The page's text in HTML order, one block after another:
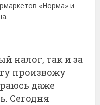
«Норма» и
налог, так и за
произвожу
даже
Сегодня